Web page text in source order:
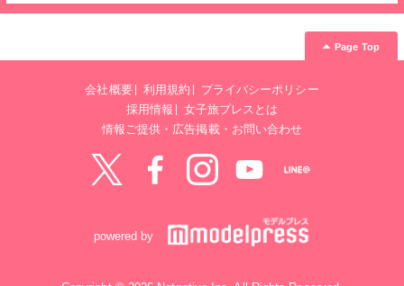
Page Top
会社概要 利用規約
プライバシーポリシー
採用情報
女子旅プレスとは
情報ご提供・広告掲載・お問い合わせ
powered by